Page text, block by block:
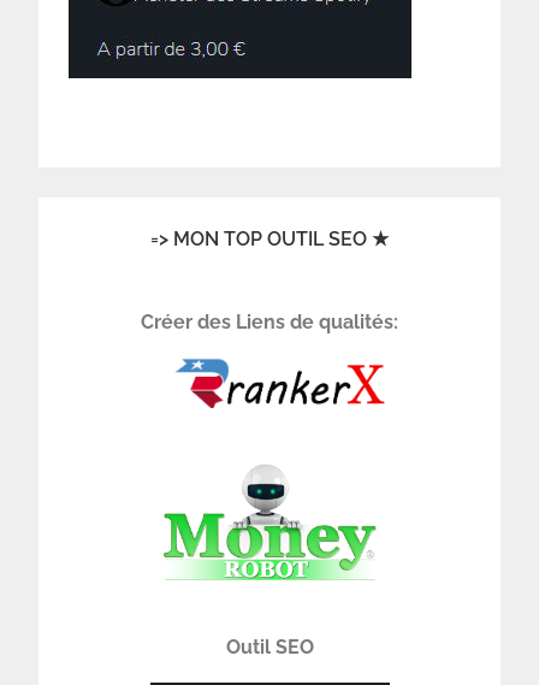
=> MON TOP OUTIL SEO ★
Créer des Liens de qualités:
Outil SEO